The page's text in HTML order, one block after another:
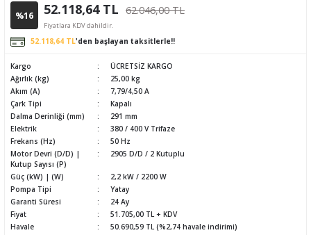
%16 52.118,64 TL 62.046,00 TL
Fiyatlara KDV dahildir.
52.118,64 TL'den başlayan taksitlerle!!
Kargo
ÜCRETSİZ KARGO
Ağırlık (kg)
25,00 kg
Akım (A)
7,79/4,50 A
Çark Tipi
Kapalı
Dalma Derinliği (mm)
291 mm
Elektrik
380 / 400 V Trifaze
Frekans (Hz)
50 Hz
Motor Devri (D/D) |
Kutup Sayısı (P)
2905 D/D / 2 Kutuplu
Güç (kW) | (W)
2,2 kW / 2200 W
Pompa Tipi
Yatay
Garanti Süresi
24 Ay
Fiyat
51.705,00 TL + KDV
Havale
50.690,59 TL (%2,74 havale indirimi)